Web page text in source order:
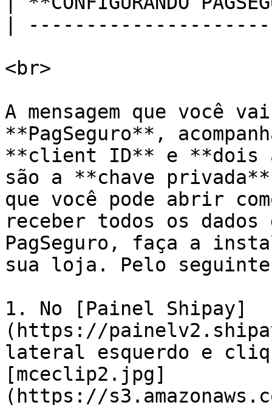
|
<br>
A mensagem que você
**PagSeguro**,
**client ID** e **dois
são a **chave
que você pode abrir
receber todos os
PagSeguro, faça a
sua loja. Pelo seguinte
1. No [Painel Shipay]
(https://
lateral esquerdo e
[mceclip2.jpg]
(https://